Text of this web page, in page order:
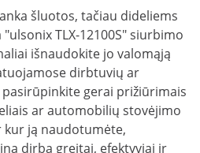
šluotos, tačiau dideliems
TLX-12100S" siurbimo
išnaudokite jo valomąją
dirbtuvių ar
gerai prižiūrimais
ar automobilių stovėjimo
kur ją naudotumėte,
dirba greitai, efektyviai ir